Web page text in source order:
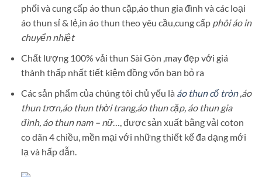
phối và cung cấp áo thun cặp,áo thun gia đình và các loại
áo thun sỉ & lẻ,in áo thun theo yêu cầu,cung cấp phôi áo in
chuyển nhiệt
Chất lượng 100% vải thun Sài Gòn ,may đẹp với giá
thành thấp nhất tiết kiệm đồng vốn bạn bỏ ra
Các sản phẩm của chúng tôi chủ yếu là áo thun cổ tròn,áo
thun trơn,áo thun thời trang,áo thun cặp, áo thun gia
đình, áo thun nam – nữ…, được sản xuất bằng vải coton
co dãn 4 chiều, mền mại với những thiết kế đa dạng mới
lạ và hấp dẫn.